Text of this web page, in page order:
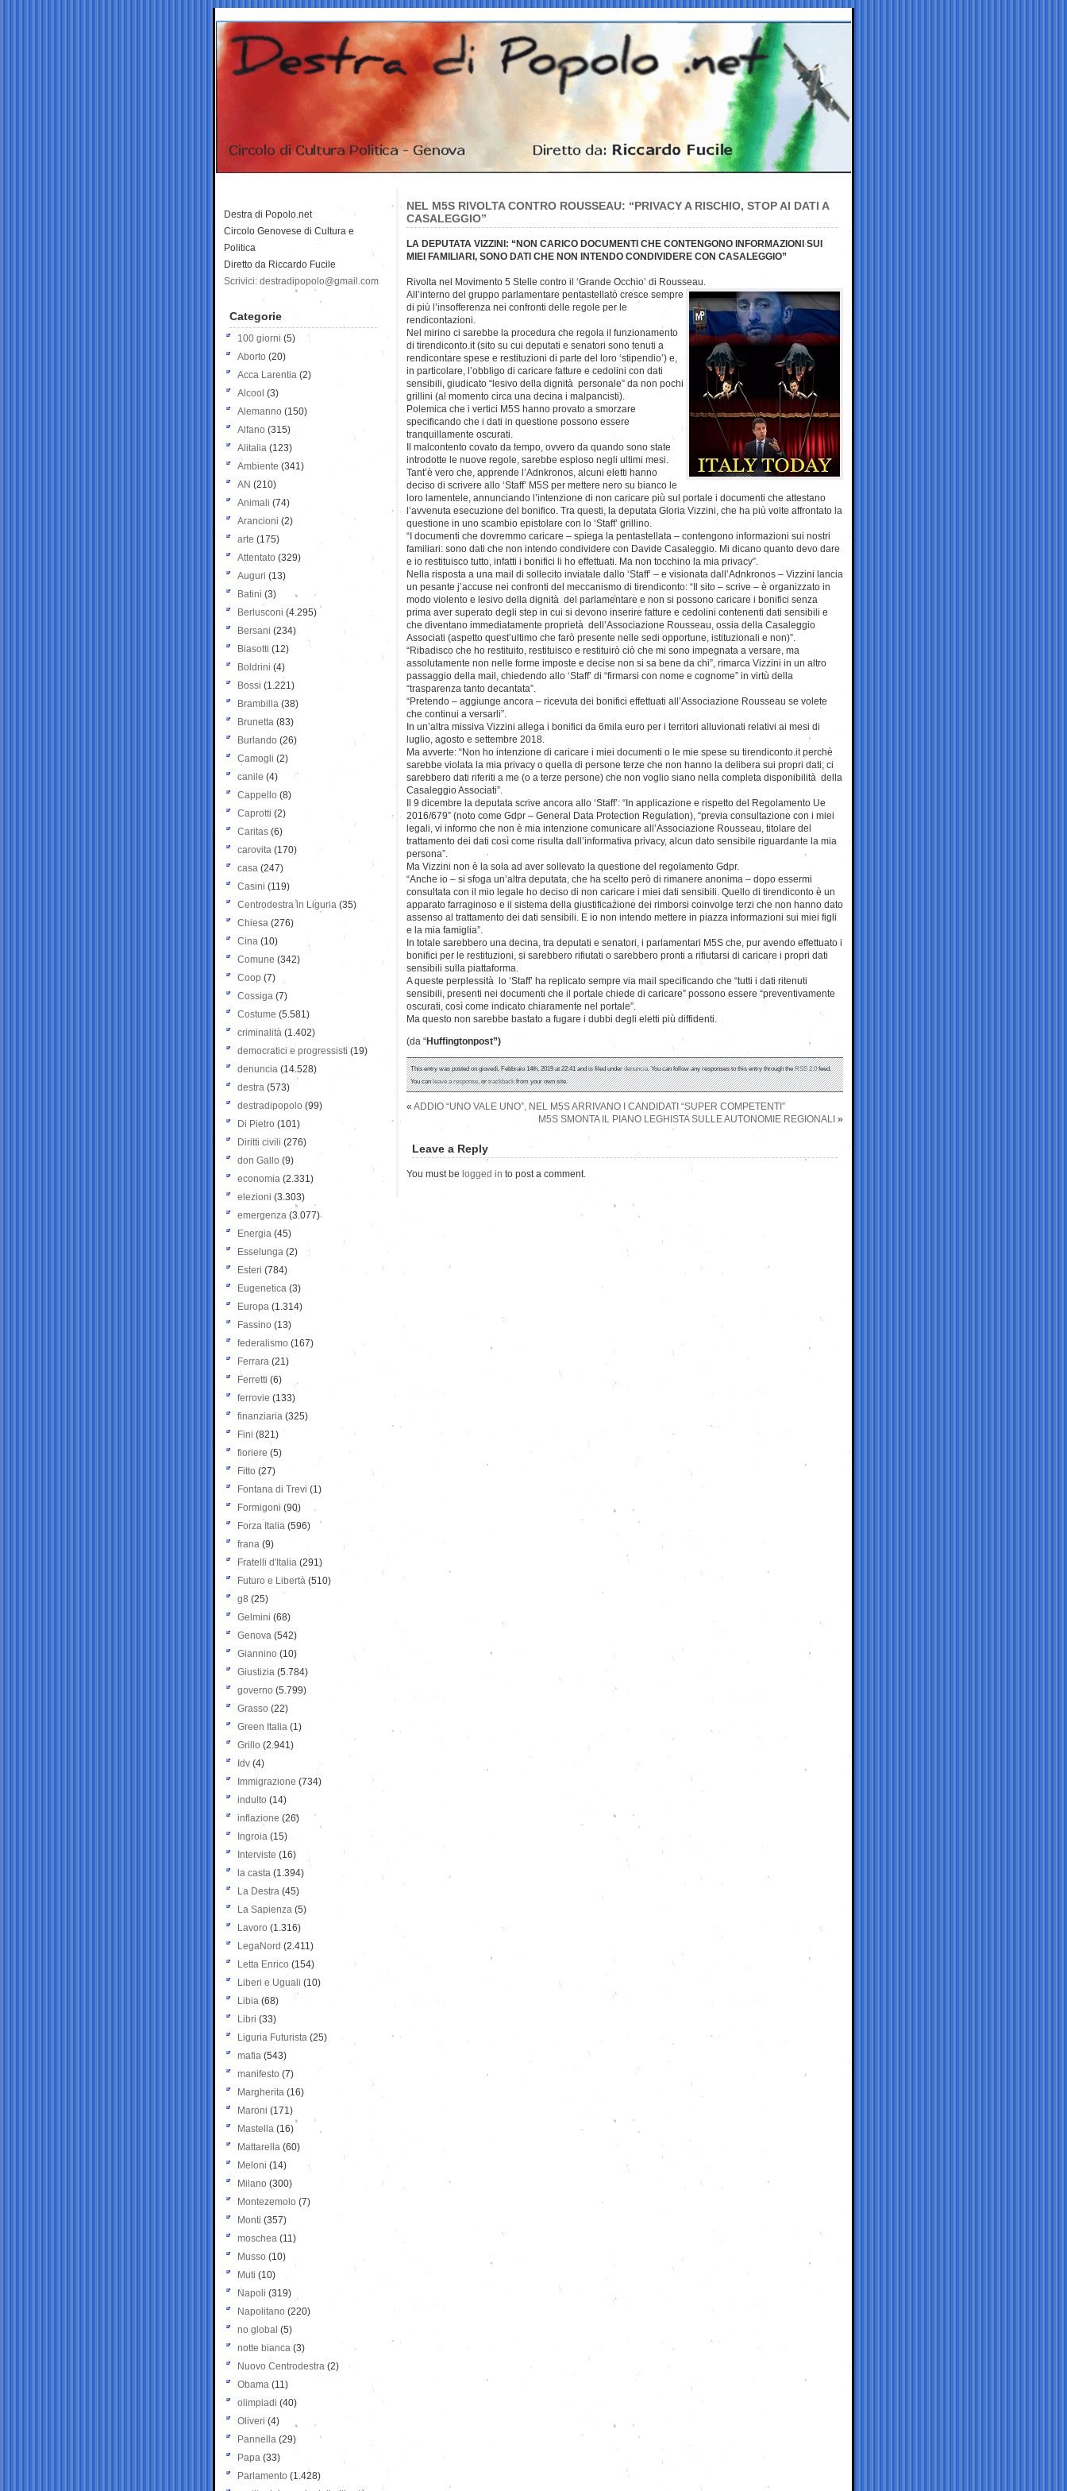
NEL M5S RIVOLTA CONTRO ROUSSEAU: “PRIVACY A RISCHIO, STOP AI DATI A
CASALEGGIO”
LA DEPUTATA VIZZINI: “NON CARICO DOCUMENTI CHE CONTENGONO INFORMAZIONI SUI
MIEI FAMILIARI, SONO DATI CHE NON INTENDO CONDIVIDERE CON CASALEGGIO”
Rivolta nel Movimento 5 Stelle contro il ‘Grande Occhio’ di Rousseau.
All’interno del gruppo parlamentare pentastellato cresce sempre
di più l’insofferenza nei confronti delle regole per le
rendicontazioni.
Nel mirino ci sarebbe la procedura che regola il funzionamento
di tirendiconto.it (sito su cui deputati e senatori sono tenuti a
rendicontare spese e restituzioni di parte del loro ‘stipendio’) e,
in particolare, l’obbligo di caricare fatture e cedolini con dati
sensibili, giudicato “lesivo della dignità personale” da non pochi
grillini (al momento circa una decina i malpancisti).
Polemica che i vertici M5S hanno provato a smorzare
specificando che i dati in questione possono essere
tranquillamente oscurati.
Il malcontento covato da tempo, ovvero da quando sono state
introdotte le nuove regole, sarebbe esploso negli ultimi mesi.
Tant’è vero che, apprende l’Adnkronos, alcuni eletti hanno
deciso di scrivere allo ‘Staff’ M5S per mettere nero su bianco le
loro lamentele, annunciando l’intenzione di non caricare più sul portale i documenti che attestano
l’avvenuta esecuzione del bonifico. Tra questi, la deputata Gloria Vizzini, che ha più volte affrontato la
questione in uno scambio epistolare con lo ‘Staff’ grillino.
“I documenti che dovremmo caricare – spiega la pentastellata – contengono informazioni sui nostri
familiari: sono dati che non intendo condividere con Davide Casaleggio. Mi dicano quanto devo dare
e io restituisco tutto, infatti i bonifici li ho effettuati. Ma non tocchino la mia privacy”.
Nella risposta a una mail di sollecito inviatale dallo ‘Staff’ – e visionata dall’Adnkronos – Vizzini lancia
un pesante j’accuse nei confronti del meccanismo di tirendiconto: “Il sito – scrive – è organizzato in
modo violento e lesivo della dignità del parlamentare e non si possono caricare i bonifici senza
prima aver superato degli step in cui si devono inserire fatture e cedolini contenenti dati sensibili e
che diventano immediatamente proprietà dell’Associazione Rousseau, ossia della Casaleggio
Associati (aspetto quest’ultimo che farò presente nelle sedi opportune, istituzionali e non)”.
“Ribadisco che ho restituito, restituisco e restituirò ciò che mi sono impegnata a versare, ma
assolutamente non nelle forme imposte e decise non si sa bene da chi”, rimarca Vizzini in un altro
passaggio della mail, chiedendo allo ‘Staff’ di “firmarsi con nome e cognome” in virtù della
“trasparenza tanto decantata”.
“Pretendo – aggiunge ancora – ricevuta dei bonifici effettuati all’Associazione Rousseau se volete
che continui a versarli”.
In un’altra missiva Vizzini allega i bonifici da 6mila euro per i territori alluvionati relativi ai mesi di
luglio, agosto e settembre 2018.
Ma avverte: “Non ho intenzione di caricare i miei documenti o le mie spese su tirendiconto.it perchè
sarebbe violata la mia privacy o quella di persone terze che non hanno la delibera sui propri dati; ci
sarebbero dati riferiti a me (o a terze persone) che non voglio siano nella completa disponibilità della
Casaleggio Associati”.
Il 9 dicembre la deputata scrive ancora allo ‘Staff’: “In applicazione e rispetto del Regolamento Ue
2016/679” (noto come Gdpr – General Data Protection Regulation), “previa consultazione con i miei
legali, vi informo che non è mia intenzione comunicare all’Associazione Rousseau, titolare del
trattamento dei dati così come risulta dall’informativa privacy, alcun dato sensibile riguardante la mia
persona”.
Ma Vizzini non è la sola ad aver sollevato la questione del regolamento Gdpr.
“Anche io – si sfoga un’altra deputata, che ha scelto però di rimanere anonima – dopo essermi
consultata con il mio legale ho deciso di non caricare i miei dati sensibili. Quello di tirendiconto è un
apparato farraginoso e il sistema della giustificazione dei rimborsi coinvolge terzi che non hanno dato
assenso al trattamento dei dati sensibili. E io non intendo mettere in piazza informazioni sui miei figli
e la mia famiglia”.
In totale sarebbero una decina, tra deputati e senatori, i parlamentari M5S che, pur avendo effettuato i
bonifici per le restituzioni, si sarebbero rifiutati o sarebbero pronti a rifiutarsi di caricare i propri dati
sensibili sulla piattaforma.
A queste perplessità lo ‘Staff’ ha replicato sempre via mail specificando che “tutti i dati ritenuti
sensibili, presenti nei documenti che il portale chiede di caricare” possono essere “preventivamente
oscurati, così come indicato chiaramente nel portale”.
Ma questo non sarebbe bastato a fugare i dubbi degli eletti più diffidenti.
(da “Huffingtonpost”)
This entry was posted on giovedì, Febbraio 14th, 2019 at 22:41 and is filed underdenuncia. You can follow any responses to this entry through theRSS 2.0feed.
You canleave a response, ortrackbackfrom your own site.
« ADDIO “UNO VALE UNO”, NEL M5S ARRIVANO I CANDIDATI “SUPER COMPETENTI”
M5S SMONTA IL PIANO LEGHISTA SULLE AUTONOMIE REGIONALI »
Leave a Reply
You must be logged in to post a comment.
Destra di Popolo.net
Circolo Genovese di Cultura e
Politica
Diretto da Riccardo Fucile
Scrivici: destradipopolo@gmail.com
Categorie
100 giorni (5)
Aborto (20)
Acca Larentia (2)
Alcool (3)
Alemanno (150)
Alfano (315)
Alitalia (123)
Ambiente (341)
AN (210)
Animali (74)
Arancioni (2)
arte (175)
Attentato (329)
Auguri (13)
Batini (3)
Berlusconi (4.295)
Bersani (234)
Biasotti (12)
Boldrini (4)
Bossi (1.221)
Brambilla (38)
Brunetta (83)
Burlando (26)
Camogli (2)
canile (4)
Cappello (8)
Caprotti (2)
Caritas (6)
carovita (170)
casa (247)
Casini (119)
Centrodestra in Liguria (35)
Chiesa (276)
Cina (10)
Comune (342)
Coop (7)
Cossiga (7)
Costume (5.581)
criminalità (1.402)
democratici e progressisti (19)
denuncia (14.528)
destra (573)
destradipopolo (99)
Di Pietro (101)
Diritti civili (276)
don Gallo (9)
economia (2.331)
elezioni (3.303)
emergenza (3.077)
Energia (45)
Esselunga (2)
Esteri (784)
Eugenetica (3)
Europa (1.314)
Fassino (13)
federalismo (167)
Ferrara (21)
Ferretti (6)
ferrovie (133)
finanziaria (325)
Fini (821)
fioriere (5)
Fitto (27)
Fontana di Trevi (1)
Formigoni (90)
Forza Italia (596)
frana (9)
Fratelli d'Italia (291)
Futuro e Libertà (510)
g8 (25)
Gelmini (68)
Genova (542)
Giannino (10)
Giustizia (5.784)
governo (5.799)
Grasso (22)
Green Italia (1)
Grillo (2.941)
Idv (4)
Immigrazione (734)
indulto (14)
inflazione (26)
Ingroia (15)
Interviste (16)
la casta (1.394)
La Destra (45)
La Sapienza (5)
Lavoro (1.316)
LegaNord (2.411)
Letta Enrico (154)
Liberi e Uguali (10)
Libia (68)
Libri (33)
Liguria Futurista (25)
mafia (543)
manifesto (7)
Margherita (16)
Maroni (171)
Mastella (16)
Mattarella (60)
Meloni (14)
Milano (300)
Montezemolo (7)
Monti (357)
moschea (11)
Musso (10)
Muti (10)
Napoli (319)
Napolitano (220)
no global (5)
notte bianca (3)
Nuovo Centrodestra (2)
Obama (11)
olimpiadi (40)
Oliveri (4)
Pannella (29)
Papa (33)
Parlamento (1.428)